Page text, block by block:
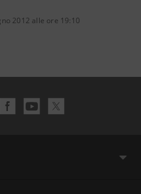
2012 alle ore 19:10